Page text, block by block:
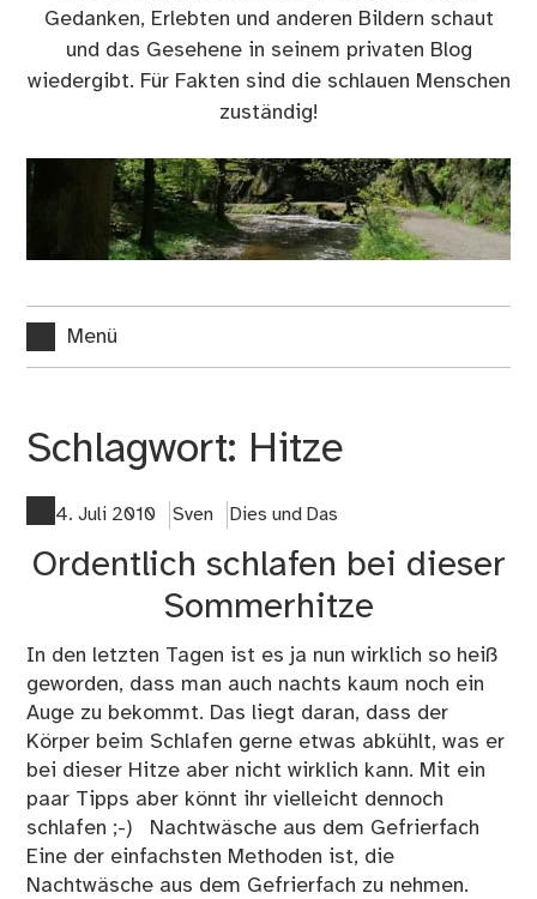
Gedanken, Erlebten und anderen Bildern schaut
und das Gesehene in seinem privaten Blog
wiedergibt. Für Fakten sind die schlauen Menschen
zuständig!
Menü
Schlagwort: Hitze
4. Juli 2010 Sven Dies und Das
Ordentlich schlafen bei dieser
Sommerhitze
In den letzten Tagen ist es ja nun wirklich so heiß
geworden, dass man auch nachts kaum noch ein
Auge zu bekommt. Das liegt daran, dass der
Körper beim Schlafen gerne etwas abkühlt, was er
bei dieser Hitze aber nicht wirklich kann. Mit ein
paar Tipps aber könnt ihr vielleicht dennoch
schlafen ;-) Nachtwäsche aus dem Gefrierfach
Eine der einfachsten Methoden ist, die
Nachtwäsche aus dem Gefrierfach zu nehmen.